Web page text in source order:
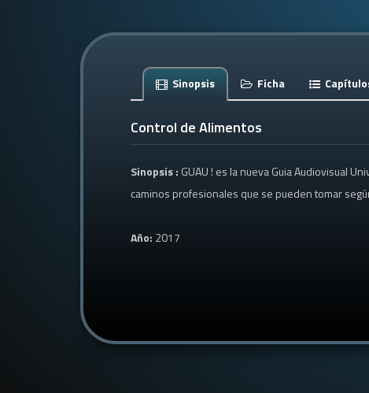
Sinopsis Ficha
Control de Alimentos
Sinopsis : GUAU ! es la nueva Guia Audiovisual
caminos profesionales que se pueden tomar
Año: 2017